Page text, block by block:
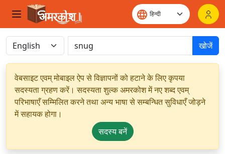
खोजें
वेबसाइट एवम् मोबाइल ऐप से विज्ञापनों को हटाने के लिए कृपया
सदस्यता ग्रहण करें। सदस्यता शुल्क अमरकोश में नए शब्द एवम्
परिभाषाएँ सम्मिलित करने तथा अन्य भाषा से सम्बन्धित सुविधाएँ जोड़ने
में सहायक होगा।
सदस्य बनें